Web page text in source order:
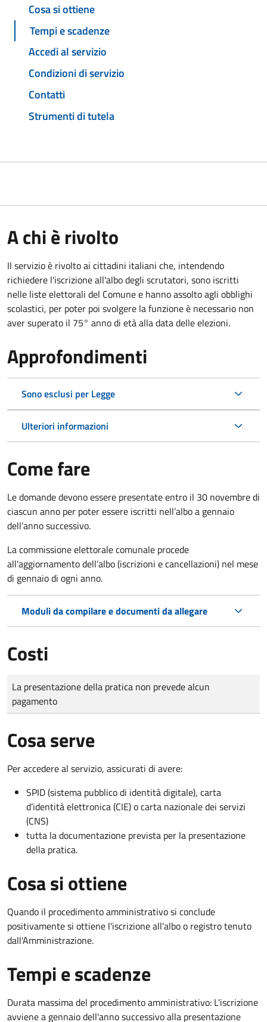
Cosa si ottiene
Tempi e scadenze
Accedi al servizio
Condizioni di servizio
Contatti
Strumenti di tutela
A chi è rivolto
Il servizio è rivolto ai cittadini italiani che, intendendo
richiedere l'iscrizione all'albo degli scrutatori, sono iscritti
nelle liste elettorali del Comune e hanno assolto agli obblighi
scolastici, per poter poi svolgere la funzione è necessario non
aver superato il 75° anno di età alla data delle elezioni.
Approfondimenti
Sono esclusi per Legge
Ulteriori informazioni
Come fare
Le domandedevono essere presentate entro il 30 novembre di
ciascun anno per poter essere iscritti nell’albo a gennaio
dell’anno successivo.
La commissione elettorale comunale procede
all'aggiornamento dell’albo (iscrizioni e cancellazioni) nel mese
di gennaio di ogni anno.
Moduli da compilare e documenti da allegare
Costi
Tipo di pagamento
Importo
La presentazione della pratica non prevede alcun
pagamento
Cosa serve
Per accedere al servizio, assicurati di avere:
SPID (sistema pubblico di identità digitale), carta
d’identità elettronica (CIE) o carta nazionale dei servizi
(CNS)
tutta la documentazione prevista per la presentazione
della pratica.
Cosa si ottiene
Quando il procedimento amministrativo si conclude
positivamente si ottiene l'iscrizione all'albo o registro tenuto
dall'Amministrazione.
Tempi e scadenze
Durata massima del procedimento amministrativo: L'iscrizione
avviene a gennaio dell'anno successivo alla presentazione